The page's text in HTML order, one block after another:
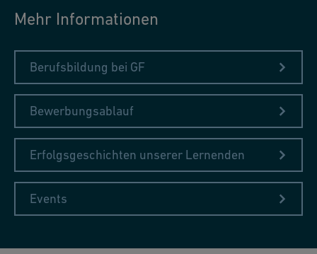
Mehr Informationen
Berufsbildung bei GF
Bewerbungsablauf
Erfolgsgeschichten unserer Lernenden
Events